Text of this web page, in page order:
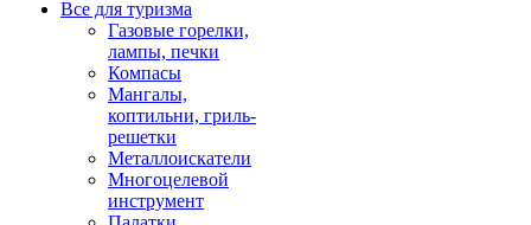
Все для туризма
Газовые горелки,
лампы, печки
Компасы
Мангалы,
коптильни, гриль-
решетки
Металлоискатели
Многоцелевой
инструмент